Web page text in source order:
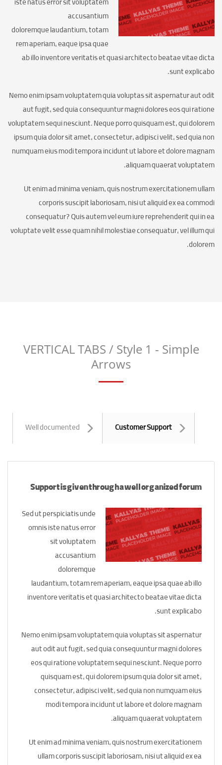
iste natus error sit voluptatem
accusantium
doloremque laudantium, totam
rem aperiam, eaque ipsa quae
ab illo inventore veritatis et quasi architecto beatae vitae dicta
sunt explicabo.
Nemo enim ipsam voluptatem quia voluptas sit aspernatur aut odit
aut fugit, sed quia consequuntur magni dolores eos qui ratione
voluptatem sequi nesciunt. Neque porro quisquam est, qui dolorem
ipsum quia dolor sit amet, consectetur, adipisci velit, sed quia non
numquam eius modi tempora incidunt ut labore et dolore magnam
aliquam quaerat voluptatem.
Ut enim ad minima veniam, quis nostrum exercitationem ullam
corporis suscipit laboriosam, nisi ut aliquid ex ea commodi
consequatur? Quis autem vel eum iure reprehenderit qui in ea
voluptate velit esse quam nihil molestiae consequatur, vel illum qui
dolorem.
VERTICAL TABS / Style 1 - Simple
Arrows
Customer Support
Well documented
Support is given through a well organized forum
Sed ut perspiciatis unde
omnis iste natus error
sit voluptatem
accusantium
doloremque
laudantium, totam rem aperiam, eaque ipsa quae ab illo
inventore veritatis et quasi architecto beatae vitae dicta
sunt explicabo.
Nemo enim ipsam voluptatem quia voluptas sit aspernatur
aut odit aut fugit, sed quia consequuntur magni dolores
eos qui ratione voluptatem sequi nesciunt. Neque porro
quisquam est, qui dolorem ipsum quia dolor sit amet,
consectetur, adipisci velit, sed quia non numquam eius
modi tempora incidunt ut labore et dolore magnam
aliquam quaerat voluptatem.
Ut enim ad minima veniam, quis nostrum exercitationem
ullam corporis suscipit laboriosam, nisi ut aliquid ex ea